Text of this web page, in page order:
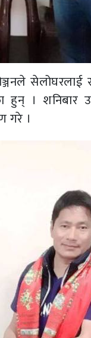
। शनिबार
गरे ।